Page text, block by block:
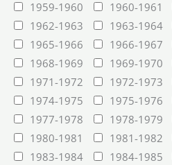
1959-1960
1960-1961
1962-1963
1963-1964
1965-1966
1966-1967
1968-1969
1969-1970
1971-1972
1972-1973
1974-1975
1975-1976
1977-1978
1978-1979
1980-1981
1981-1982
1983-1984
1984-1985